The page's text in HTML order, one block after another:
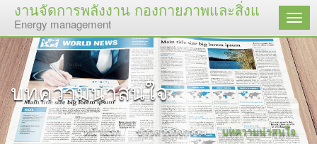
งานจัดการพลังงาน กองกายภาพและสิ่งแวดล้อม
Energy management เมนู
บทความน่าสนใจ
หน้าแรก ข่าวสารกิจกรรม บทความน่าสนใจ